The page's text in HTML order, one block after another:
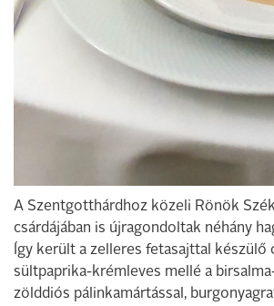
A Szentgotthárdhoz közeli Rönök
csárdájában is újragondoltak néhány
Így került a zelleres fetasajttal készülő
sültpaprika-krémleves mellé a
zölddiós pálinkamártással,